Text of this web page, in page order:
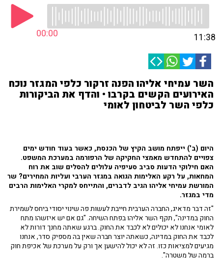
00:00 11:38
השר עמיחי אליהו הפנה זרקור כלפי המגזר נוכח
האירועים הקשים בקרבו • והדף את הביקורות
כלפי השר לביטחון לאומי
היום (ב') ייפתח מושב הקיץ של הכנסת, כאשר בעוד חודש ימים
צפויים להתחדש מאמצי החקיקה של הרפורמה במערכת המשפט.
האם חילוקי הדעות סביב סעיפיה עלולים להסלים שוב את רוח
המחאות, על רקע האלימות הגואה במגזר הערבי ועליות המחירים? שר
המורשת עמיחי אליהו הגיב לדברים, והתייחס למקרי האלימות הרבים
מדי במגזר.
"זה דבר מדאיג, החברה הערבית חייבת לעשות פה שינוי יסודי ביחס לשמירת
החוק במדינה", תקף השר אליהו בפתח השיחה. "גם אם יש איזשהו מתח
לאומי אנחנו לא יכולים לא לכבד את החוק. ברגע שאתה מחנך דורות לא
לכבד את החוק במדינה, כשאתה יוצר חברה שאין בה מספיק סדר, אנחנו
מגיעים למציאות כזו. זה לא יכול להישען אך ורק על מערכת של אכיפת חוק
ברמה של משטרה".